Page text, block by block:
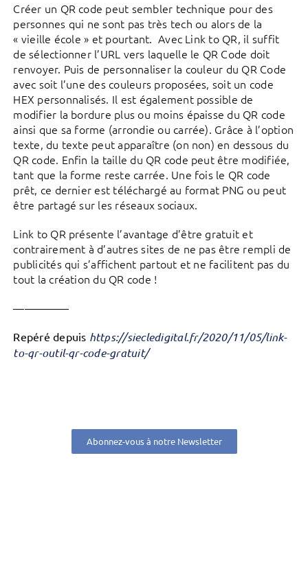
Créer un QR code peut sembler technique pour des
personnes qui ne sont pas très tech ou alors de la
« vieille école » et pourtant. Avec Link to QR, il suffit
de sélectionner l’URL vers laquelle le QR Code doit
renvoyer. Puis de personnaliser la couleur du QR Code
avec soit l’une des couleurs proposées, soit un code
HEX personnalisés. Il est également possible de
modifier la bordure plus ou moins épaisse du QR code
ainsi que sa forme (arrondie ou carrée). Grâce à l’option
texte, du texte peut apparaître (on non) en dessous du
QR code. Enfin la taille du QR code peut être modifiée,
tant que la forme reste carrée. Une fois le QR code
prêt, ce dernier est téléchargé au format PNG ou peut
être partagé sur les réseaux sociaux.
Link to QR présente l’avantage d’être gratuit et
contrairement à d’autres sites de ne pas être rempli de
publicités qui s’affichent partout et ne facilitent pas du
tout la création du QR code !
—————
Repéré depuis https://siecledigital.fr/2020/11/05/link-
to-qr-outil-qr-code-gratuit/
Abonnez-vous à notre Newsletter